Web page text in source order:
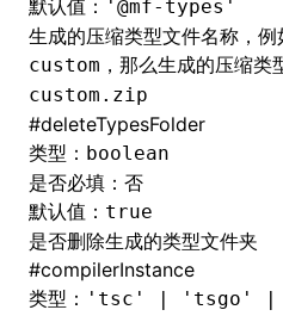
默认值： '@mf-types'
生成的压缩类型文件名称，
custom ，那么生成的压缩类
custom.zip
#deleteTypesFolder
类型： boolean
是否必填：否
默认值： true
是否删除生成的类型文件夹
#compilerInstance
类型： 'tsc' | 'tsgo' |